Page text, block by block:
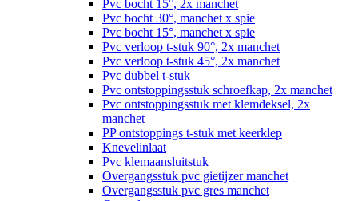
Pvc bocht 15°, 2x manchet
Pvc bocht 30°, manchet x spie
Pvc bocht 15°, manchet x spie
Pvc verloop t-stuk 90°, 2x manchet
Pvc verloop t-stuk 45°, 2x manchet
Pvc dubbel t-stuk
Pvc ontstoppingsstuk schroefkap, 2x manchet
Pvc ontstoppingsstuk met klemdeksel, 2x
manchet
PP ontstoppings t-stuk met keerklep
Knevelinlaat
Pvc klemaansluitstuk
Overgangsstuk pvc gietijzer manchet
Overgangsstuk pvc gres manchet